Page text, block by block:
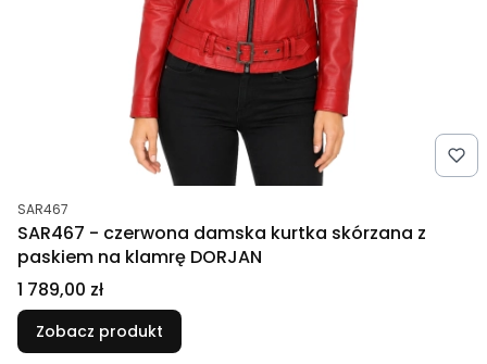
Kod produktu
SAR467
SAR467 - czerwona damska kurtka skórzana z
paskiem na klamrę DORJAN
Cena
1 789,00 zł
Zobacz produkt